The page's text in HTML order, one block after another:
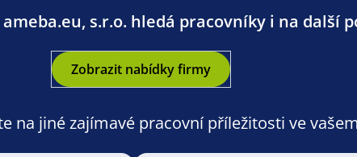
ameba.eu, s.r.o. hledá pracovníky i na další
Zobrazit nabídky firmy
na jiné zajímavé pracovní příležitosti ve